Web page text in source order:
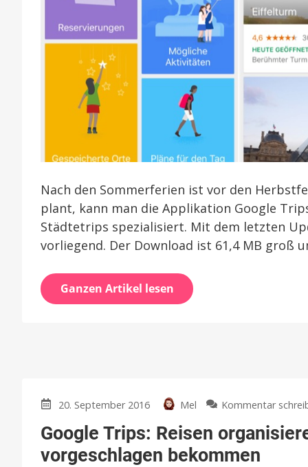
Nach den Sommerferien ist vor den
plant, kann man die Applikation Google
Städtetrips spezialisiert. Mit dem letzten
vorliegend. Der Download ist 61,4 MB groß
Ganzen Artikel lesen
20. September 2016 Mel Kommentar
Google Trips: Reisen
vorgeschlagen bekommen